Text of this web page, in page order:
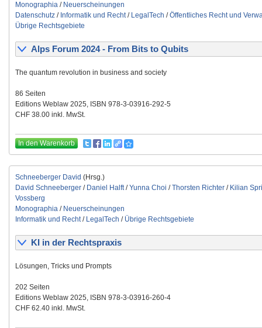
Monographia / Neuerscheinungen
Datenschutz / Informatik und Recht/ LegalTech /Öffentliches Recht und
Übrige Rechtsgebiete
Alps Forum 2024 - From Bits to Qubits
The quantum revolution in business and society
86 Seiten
Editions Weblaw 2025, ISBN 978-3-03916-292-5
CHF 38.00 inkl. MwSt.
In den Warenkorb
Schneeberger David (Hrsg.)
David Schneeberger / Daniel Halft/Yunna Choi /Thorsten Richter / Kilian
Vossberg
Monographia / Neuerscheinungen
Informatik und Recht/ LegalTech / Übrige Rechtsgebiete
KI in der Rechtspraxis
Lösungen, Tricks und Prompts
202 Seiten
Editions Weblaw 2025, ISBN 978-3-03916-260-4
CHF 62.40 inkl. MwSt.